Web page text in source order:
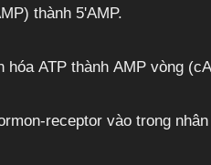
thành 5'AMP.
ATP thành AMP vòng
receptor vào trong